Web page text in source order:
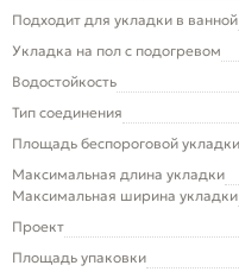
Подходит для укладки в ванной
Укладка на пол c подогревом
Водостойкость
Тип соединения
Площадь беспороговой укладки
Максимальная длина укладки
Максимальная ширина укладки
Проект
Площадь упаковки